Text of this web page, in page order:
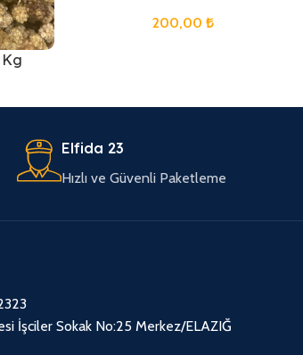
Kg
200,00₺
Elfida 23
Hızlı ve Güvenli Paketleme
İşciler Sokak No:25 Merkez/ELAZIĞ